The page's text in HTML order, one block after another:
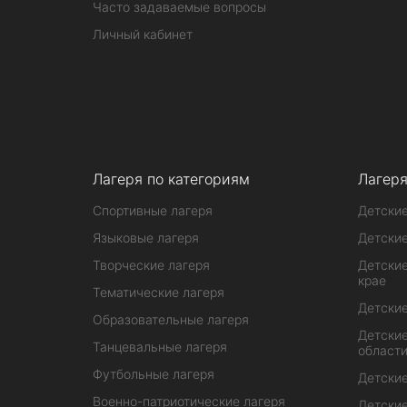
Часто задаваемые вопросы
Личный кабинет
Лагеря по категориям
Спортивные лагеря
Языковые лагеря
Творческие лагеря
Тематические лагеря
Образовательные лагеря
Танцевальные лагеря
Футбольные лагеря
Военно-патриотические лагеря
крае
области